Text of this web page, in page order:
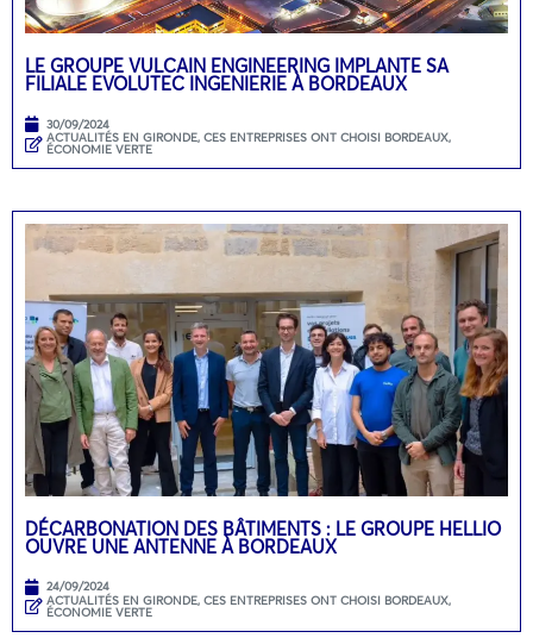
LE GROUPE VULCAIN ENGINEERING IMPLANTE SA
FILIALE EVOLUTEC INGENIERIE À BORDEAUX
30/09/2024
ACTUALITÉS EN GIRONDE, CES ENTREPRISES ONT CHOISI BORDEAUX,
ÉCONOMIE VERTE
DÉCARBONATION DES BÂTIMENTS : LE GROUPE HELLIO
OUVRE UNE ANTENNE À BORDEAUX
24/09/2024
ACTUALITÉS EN GIRONDE, CES ENTREPRISES ONT CHOISI BORDEAUX,
ÉCONOMIE VERTE